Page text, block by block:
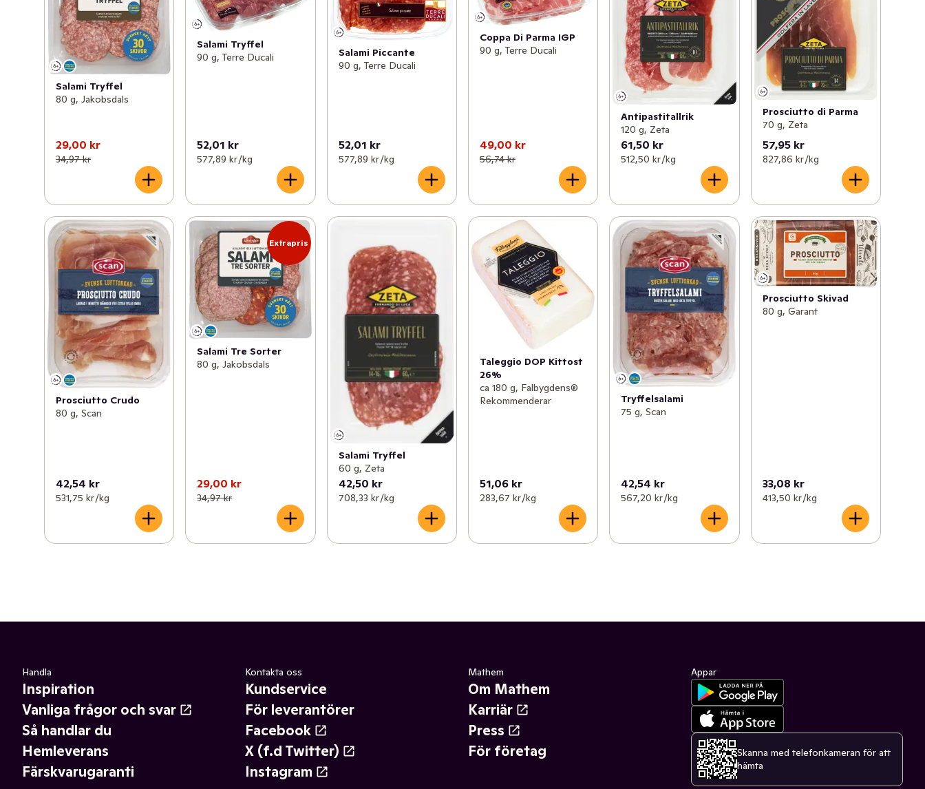
Salami Tryffel
80 g, Jakobsdals
29,00 kr
34,97 kr
Salami Tryffel
90 g, Terre Ducali
52,01 kr
577,89 kr /kg
Salami Piccante
90 g, Terre Ducali
52,01 kr
577,89 kr /kg
Coppa Di Parma IGP
90 g, Terre Ducali
49,00 kr
56,74 kr
Antipastitallrik
120 g, Zeta
61,50 kr
512,50 kr /kg
Prosciutto di Parma
70 g, Zeta
57,95 kr
827,86 kr /kg
Prosciutto Crudo
80 g, Scan
42,54 kr
531,75 kr /kg
Extrapris
Salami Tre Sorter
80 g, Jakobsdals
29,00 kr
34,97 kr
Salami Tryffel
60 g, Zeta
42,50 kr
708,33 kr /kg
Taleggio DOP Kittost
26%
ca 180 g, Falbygdens®
Rekommenderar
51,06 kr
283,67 kr /kg
Tryffelsalami
75 g, Scan
42,54 kr
567,20 kr /kg
Prosciutto Skivad
80 g, Garant
33,08 kr
413,50 kr /kg
Handla
Inspiration
Vanliga frågor och svar
Så handlar du
Hemleverans
Färskvarugaranti
Kontakta oss
Kundservice
För leverantörer
Facebook
X (f.d Twitter)
Instagram
Mathem
Om Mathem
Karriär
Press
För företag
Appar
Skanna med telefonkameran för att
hämta